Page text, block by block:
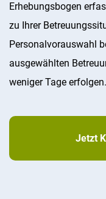
Erhebungsbogen
zu Ihrer
Personalvorauswahl
ausgewählten
weniger Tage erfolgen.
Jetzt